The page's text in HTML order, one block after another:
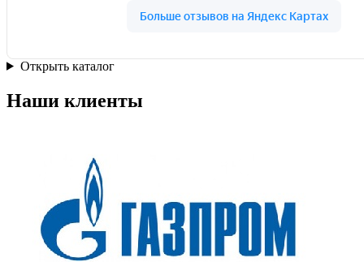
Открыть каталог
Наши клиенты